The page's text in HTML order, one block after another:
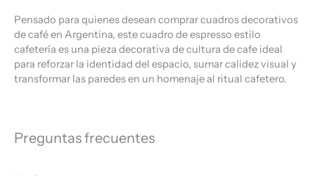
Pensado para quienes desean comprar cuadros decorativos
de café en Argentina, este cuadro de espresso estilo
cafetería es una pieza decorativa de cultura de cafe ideal
para reforzar la identidad del espacio, sumar calidez visual y
transformar las paredes en un homenaje al ritual cafetero.
Preguntas frecuentes